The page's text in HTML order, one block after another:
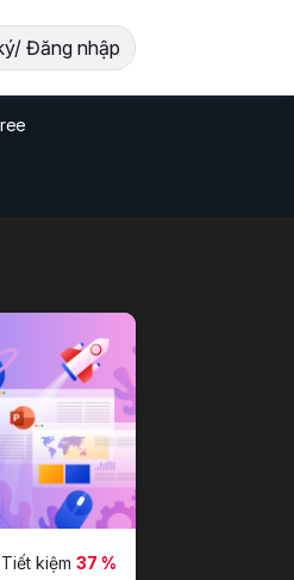
Đăng nhập
Tiết kiệm 37 %